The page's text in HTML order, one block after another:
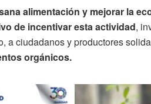
alimentación y mejorar la
de incentivar esta actividad,
a ciudadanos y productores
orgánicos.